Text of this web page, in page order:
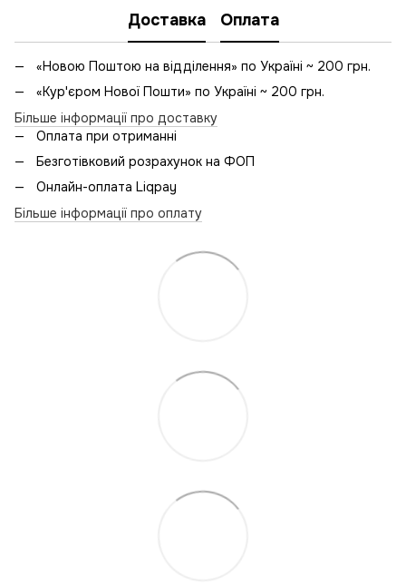
Доставка Оплата
«Новою Поштою на відділення» по Україні ~ 200 грн.
«Кур'єром Нової Пошти» по Україні ~ 200 грн.
Більше інформації про доставку
Оплата при отриманні
Безготівковий розрахунок на ФОП
Онлайн-оплата Liqpay
Більше інформації про оплату